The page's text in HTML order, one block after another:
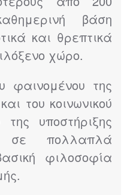
βάση
και θρεπτικά
χώρο.
φαινομένου της
του κοινωνικού
υποστήριξης
σε πολλαπλά
φιλοσοφία